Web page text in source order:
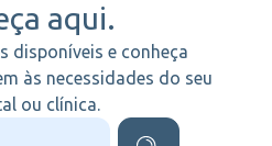
aqui.
disponíveis e conheça
às necessidades do seu
ou clínica.